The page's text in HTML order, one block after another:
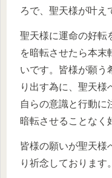
ろで、聖天様が叶え
聖天様に運命の好転
を暗転させたら本末
いです。皆様が願う
り出す為に、聖天様
自らの意識と行動に
暗転させることなく
皆様の願いが聖天様
り祈念しております。